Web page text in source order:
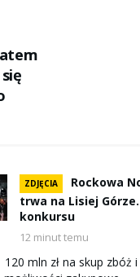
ZDJĘCIA
Rockowa
trwa na Lisiej
konkursu
12 minut temu
120 mln zł na skup zbóż